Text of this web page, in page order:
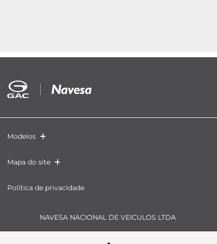
Modelos
Mapa do site
Política de privacidade
NAVESA NACIONAL DE VEICULOS LTDA